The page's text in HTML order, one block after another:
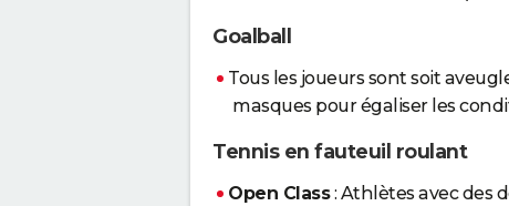
Goalball
Tous les joueurs sont soit
masques pour égaliser les
Tennis en fauteuil roulant
Open Class: Athlètes avec des